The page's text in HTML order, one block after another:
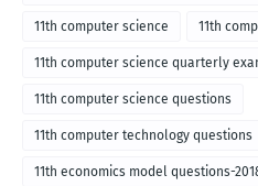
medium-2018
11th computer science 11th
11th computer science quarterly
English medium-2018
11th computer science questions
11th computer technology questions
11th economics model questions-